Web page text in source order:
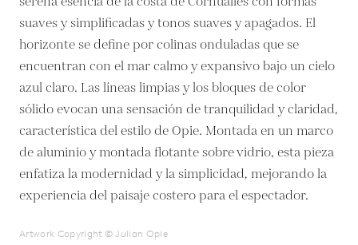
suaves y simplificadas y tonos suaves y apagados. El
horizonte se define por colinas onduladas que se
encuentran con el mar calmo y expansivo bajo un cielo
azul claro. Las líneas limpias y los bloques de color
sólido evocan una sensación de tranquilidad y claridad,
característica del estilo de Opie. Montada en un marco
de aluminio y montada flotante sobre vidrio, esta pieza
enfatiza la modernidad y la simplicidad, mejorando la
experiencia del paisaje costero para el espectador.
Artwork Copyright © Julian Opie